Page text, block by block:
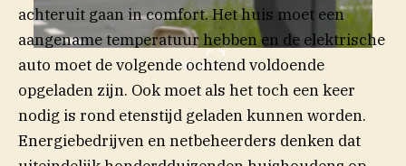
NOS
achteruit gaan in comfort. Het huis moet een
aangename temperatuur hebben en de elektrische
auto moet de volgende ochtend voldoende
opgeladen zijn. Ook moet als het toch een keer
nodig is rond etenstijd geladen kunnen worden.
Energiebedrijven en netbeheerders denken dat